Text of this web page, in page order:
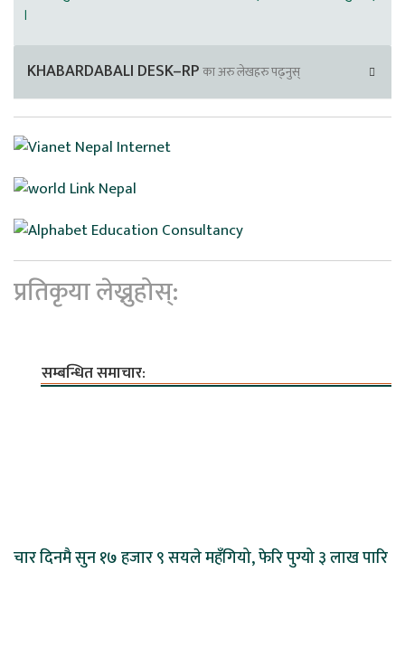
।
KHABARDABALI DESK–RPका अरु लेखहरु पढ्नुस्
प्रतिकृया लेख्नुहोस्:
सम्बन्धित समाचार:
चार दिनमै सुन १७ हजार ९ सयले महँगियो, फेरि पुग्यो ३ लाख पारि